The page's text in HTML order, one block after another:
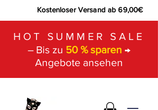
Kostenloser Versand ab 69,00€
HOT SUMMER SALE
– Bis zu 50 % sparen →
Angebote ansehen